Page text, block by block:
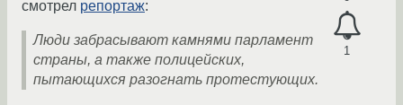
1
смотрел репортаж:
Люди забрасывают камнями парламент
страны, а также полицейских,
пытающихся разогнать протестующих.